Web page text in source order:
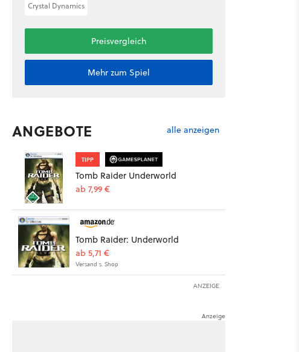
Crystal Dynamics
Preisvergleich
Mehr zum Spiel
ANGEBOTE alle anzeigen
TIPP
Tomb Raider Underworld
ab 7,99 €
Tomb Raider: Underworld
ab 5,71 €
Versand s. Shop
ANZEIGE